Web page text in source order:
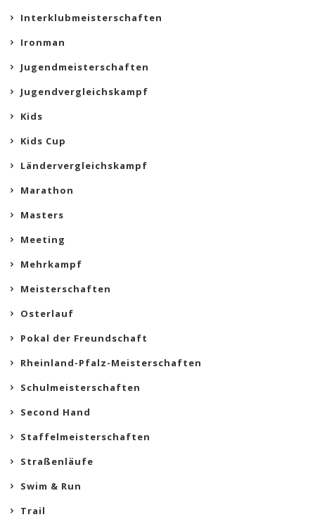
Interklubmeisterschaften
Ironman
Jugendmeisterschaften
Jugendvergleichskampf
Kids
Kids Cup
Ländervergleichskampf
Marathon
Masters
Meeting
Mehrkampf
Meisterschaften
Osterlauf
Pokal der Freundschaft
Rheinland-Pfalz-Meisterschaften
Schulmeisterschaften
Second Hand
Staffelmeisterschaften
Straßenläufe
Swim & Run
Trail